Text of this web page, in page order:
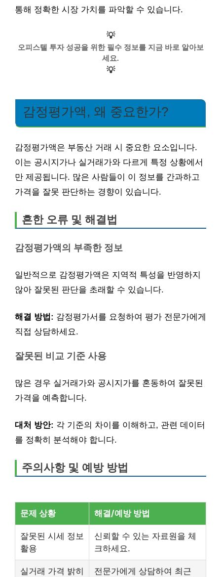
통해 정확한 시장 가치를 파악할 수 있습니다.
💡
오피스텔 투자 성공을 위한 필수 정보를 지금 바로 알아보
세요.
💡
감정평가액, 왜 중요한가?
감정평가액은 부동산 거래 시 중요한 요소입니다.
이는 공시지가나 실거래가와 다르게 특정 상황에서
만 제공됩니다. 많은 사람들이 이 정보를 간과하고
가격을 잘못 판단하는 경향이 있습니다.
흔한 오류 및 해결법
감정평가액의 부족한 정보
일반적으로 감정평가액은 지역적 특성을 반영하지
않아 잘못된 판단을 초래할 수 있습니다.
해결 방법: 감정평가서를 요청하여 평가 전문가에게
직접 상담하세요.
잘못된 비교 기준 사용
많은 경우 실거래가와 공시지가를 혼동하여 잘못된
가격을 예측합니다.
대처 방안: 각 기준의 차이를 이해하고, 관련 데이터
를 정확히 분석해야 합니다.
주의사항 및 예방 방법
문제 상황 해결/예방 방법
잘못된 시세 정보
활용
신뢰할 수 있는 자료원을 체
크하세요.
실거래 가격 밝히 전문가에게 상담하여 최근